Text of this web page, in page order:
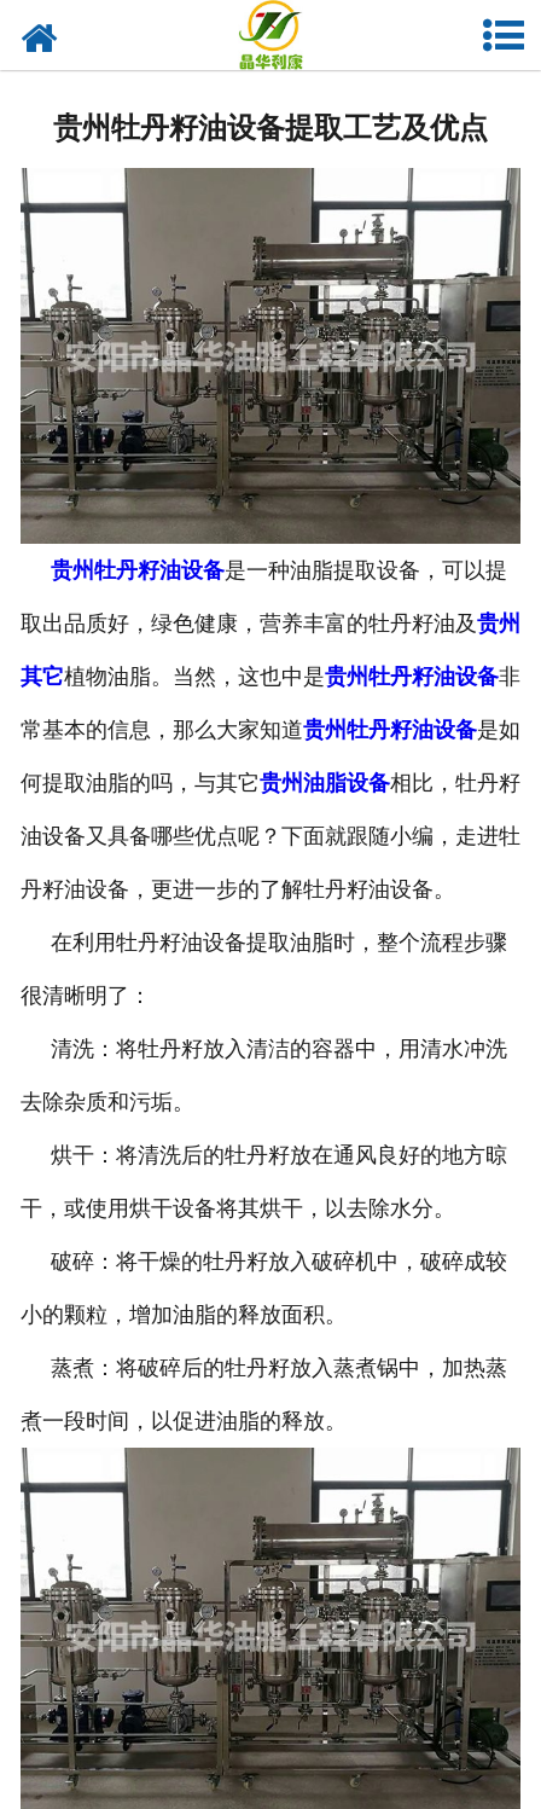
业务及应用
工程业绩
技术资料
新闻中心
关于晶华
联系我们
贵州牡丹籽油设备提取工艺及优点
贵州牡丹籽油设备是一种油脂提取设备，可以提
取出品质好，绿色健康，营养丰富的牡丹籽油及贵州
其它植物油脂。当然，这也中是贵州牡丹籽油设备非
常基本的信息，那么大家知道贵州牡丹籽油设备是如
何提取油脂的吗，与其它贵州油脂设备相比，牡丹籽
油设备又具备哪些优点呢？下面就跟随小编，走进牡
丹籽油设备，更进一步的了解牡丹籽油设备。
在利用牡丹籽油设备提取油脂时，整个流程步骤
很清晰明了：
清洗：将牡丹籽放入清洁的容器中，用清水冲洗
去除杂质和污垢。
烘干：将清洗后的牡丹籽放在通风良好的地方晾
干，或使用烘干设备将其烘干，以去除水分。
破碎：将干燥的牡丹籽放入破碎机中，破碎成较
小的颗粒，增加油脂的释放面积。
蒸煮：将破碎后的牡丹籽放入蒸煮锅中，加热蒸
煮一段时间，以促进油脂的释放。